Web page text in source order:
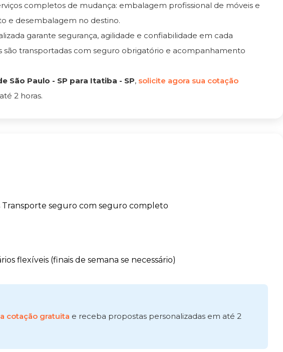
completos de mudança: embalagem profissional de móveis e
e desembalagem no destino.
garante segurança, agilidade e confiabilidade em cada
transportadas com seguro obrigatório e acompanhamento
São Paulo - SP para Itatiba - SP, solicite agora sua cotação
2 horas.
Transporte seguro com seguro completo
flexíveis (finais de semana se necessário)
cotação gratuita e receba propostas personalizadas em até 2